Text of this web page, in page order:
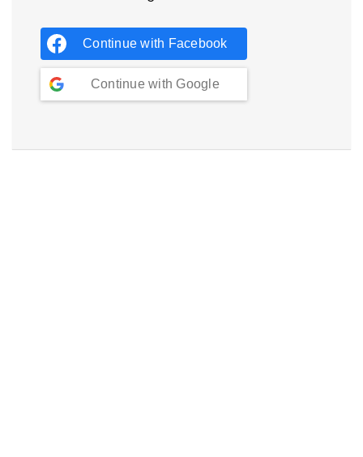
Continue with Facebook
Continue with Google